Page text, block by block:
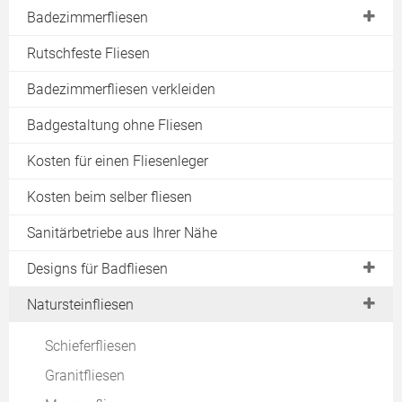
Badezimmerfliesen
Ideen für neue Fliesen
Farbige Fugen
Abriebfeste Fliesen
Fliesen für kleine Bäder
Badfliesen reinigen
Fugen reinigen
Rutschfeste Fliesen
Badezimmerfliesen verkleiden
Badgestaltung ohne Fliesen
Kosten für einen Fliesenleger
Kosten beim selber fliesen
Sanitärbetriebe aus Ihrer Nähe
Designs für Badfliesen
Fliesenmuster
Natursteinfliesen
Schieferfliesen
Granitfliesen